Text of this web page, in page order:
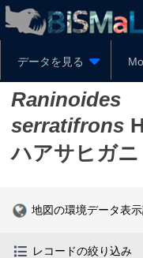
データを見る
Raninoides
serratifrons
ハアサヒガニ
地図の環境データ表
レコードの絞り込み